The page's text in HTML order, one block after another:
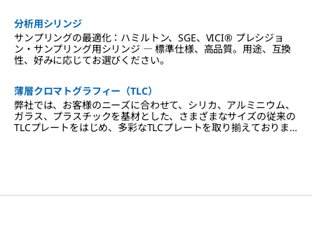
分析用シリンジ
サンプリングの最適化：ハミルトン、SGE、VICI® プレシジョ
ン・サンプリング用シリンジ ― 標準仕様、高品質。用途、互換
性、好みに応じてお選びください。
薄層クロマトグラフィー（TLC）
弊社では、お客様のニーズに合わせて、シリカ、アルミニウム、
ガラス、プラスチックを基材とした、さまざまなサイズの従来の
TLCプレートをはじめ、多彩なTLCプレートを取り揃えておりま